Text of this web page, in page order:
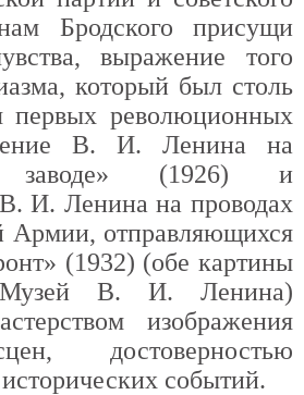
Бродского присущи
выражение того
который был столь
первых революционных
В. И. Ленина на
заводе» (1926) и
И. Ленина на проводах
Армии, отправляющихся
(1932) (обе картины
В. И. Ленина)
изображения
достоверностью
событий.